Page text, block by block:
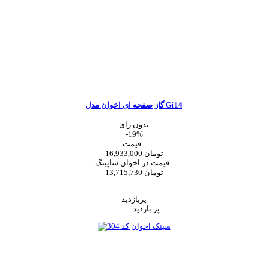
گاز صفحه ای اخوان مدل Gi14
بدون رای
-19%
قیمت :
16,933,000 تومان
قیمت در اخوان شاپینگ :
13,715,730 تومان
پربازدید
پر بازدید